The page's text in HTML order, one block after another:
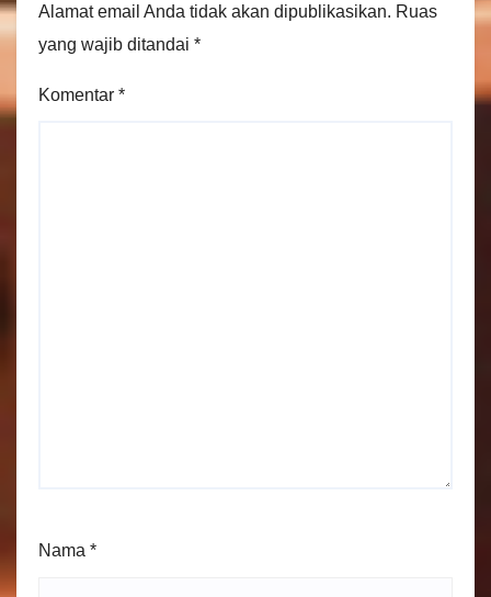
Alamat email Anda tidak akan dipublikasikan. Ruas
yang wajib ditandai *
Komentar *
Nama *